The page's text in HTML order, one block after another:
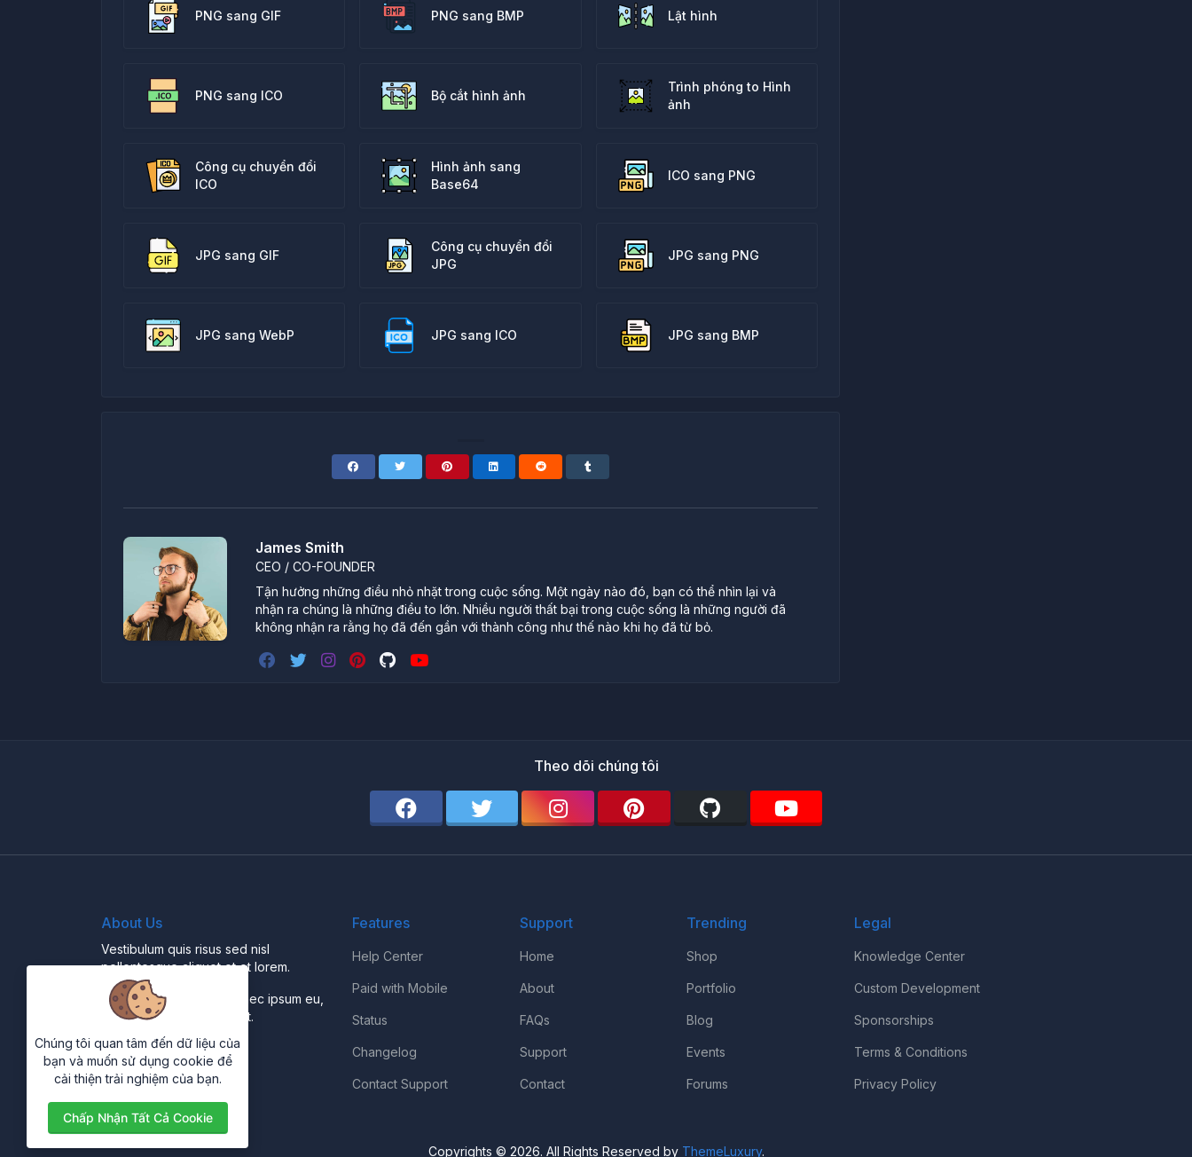
PNG sang GIF PNG sang BMP Lật hình
PNG sang ICO Bộ cắt hình ảnh
Trình phóng to Hình
ảnh
Công cụ chuyển đổi
ICO
Hình ảnh sang
Base64
ICO sang PNG
JPG sang GIF
Công cụ chuyển đổi
JPG
JPG sang PNG
JPG sang WebP JPG sang ICO JPG sang BMP
James Smith
CEO / CO-FOUNDER
Tận hưởng những điều nhỏ nhặt trong cuộc sống. Một ngày nào đó, bạn có thể nhìn lại và
nhận ra chúng là những điều to lớn. Nhiều người thất bại trong cuộc sống là những người đã
không nhận ra rằng họ đã đến gần với thành công như thế nào khi họ đã từ bỏ.
Theo dõi chúng tôi
About Us
Vestibulum quis risus sed nisl
pellentesque aliquet et et lorem.
Fusce nibh nisl, gravida nec ipsum eu,
feugiat condimentum velit.
Features
Help Center
Paid with Mobile
Status
Changelog
Contact Support
Support
Home
About
FAQs
Support
Contact
Trending
Shop
Portfolio
Blog
Events
Forums
Legal
Knowledge Center
Custom Development
Sponsorships
Terms & Conditions
Privacy Policy
Copyrights © 2026. All Rights Reserved by ThemeLuxury.
Chúng tôi quan tâm đến dữ liệu của
bạn và muốn sử dụng cookie để
cải thiện trải nghiệm của bạn.
Chấp Nhận Tất Cả Cookie